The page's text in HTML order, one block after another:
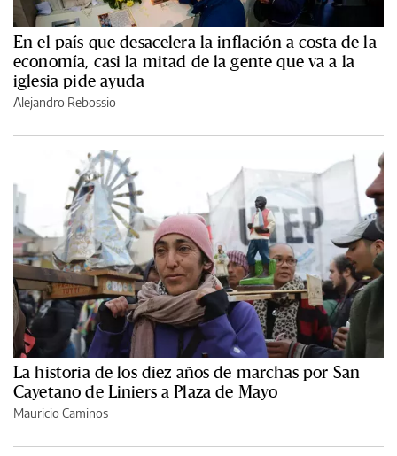
En el país que desacelera la inflación a costa de la
economía, casi la mitad de la gente que va a la
iglesia pide ayuda
Alejandro Rebossio
La historia de los diez años de marchas por San
Cayetano de Liniers a Plaza de Mayo
Mauricio Caminos